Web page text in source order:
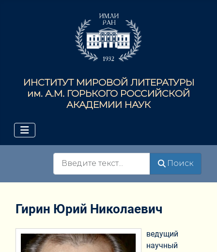
ИНСТИТУТ МИРОВОЙ ЛИТЕРАТУРЫ
им. А.М. ГОРЬКОГО РОССИЙСКОЙ
АКАДЕМИИ НАУК
Поиск
Гирин Юрий Николаевич
ведущий
научный